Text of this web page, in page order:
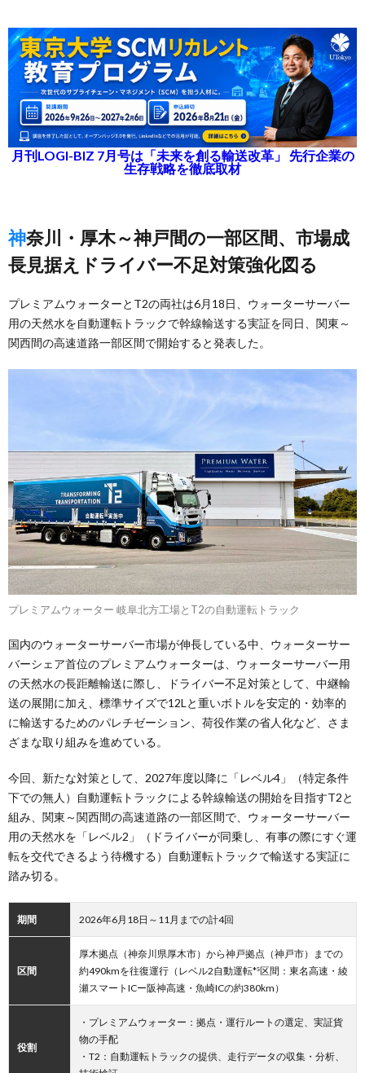
月刊LOGI-BIZ 7月号は「未来を創る輸送改革」 先行企業の
生存戦略を徹底取材
神奈川・厚木～神戸間の一部区間、市場成
長見据えドライバー不足対策強化図る
プレミアムウォーターとT2の両社は6月18日、ウォーターサーバー
用の天然水を自動運転トラックで幹線輸送する実証を同日、関東～
関西間の高速道路一部区間で開始すると発表した。
プレミアムウォーター 岐阜北方工場とT2の自動運転トラック
国内のウォーターサーバー市場が伸長している中、ウォーターサー
バーシェア首位のプレミアムウォーターは、ウォーターサーバー用
の天然水の長距離輸送に際し、ドライバー不足対策として、中継輸
送の展開に加え、標準サイズで12Lと重いボトルを安定的・効率的
に輸送するためのパレチゼーション、荷役作業の省人化など、さま
ざまな取り組みを進めている。
今回、新たな対策として、2027年度以降に「レベル4」（特定条件
下での無人）自動運転トラックによる幹線輸送の開始を目指すT2と
組み、関東～関西間の高速道路の一部区間で、ウォーターサーバー
用の天然水を「レベル2」（ドライバーが同乗し、有事の際にすぐ運
転を交代できるよう待機する）自動運転トラックで輸送する実証に
踏み切る。
期間 2026年6月18日～11月までの計4回
区間
厚木拠点（神奈川県厚木市）から神戸拠点（神戸市）までの
約490kmを往復運行（レベル2自動運転*⁵区間：東名高速・綾
瀬スマートICー阪神高速・魚崎ICの約380km）
役割
・プレミアムウォーター：拠点・運行ルートの選定、実証貨
物の手配
・T2：自動運転トラックの提供、走行データの収集・分析、